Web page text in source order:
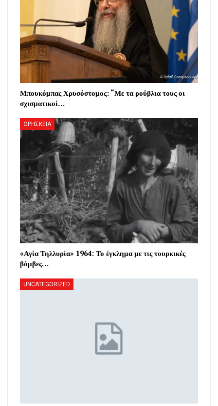
Μπουκόμπας Χρυσόστομος: “Με τα ρούβλια τους οι
σχισματικοί…
ΘΡΗΣΚΕΙΑ
«Αγία Τηλλυρία» 1964: Το έγκλημα με τις τουρκικές
βόμβες…
UNCATEGORIZED